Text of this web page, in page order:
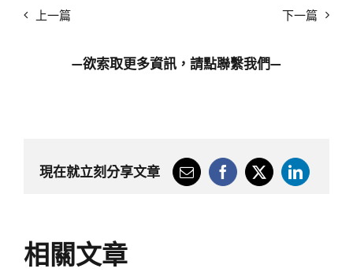
上一篇 下一篇
—欲索取更多資訊，請點聯繫我們—
現在就立刻分享文章
相關文章